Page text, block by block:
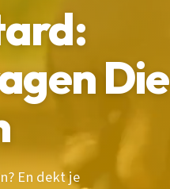
Die
En dekt je